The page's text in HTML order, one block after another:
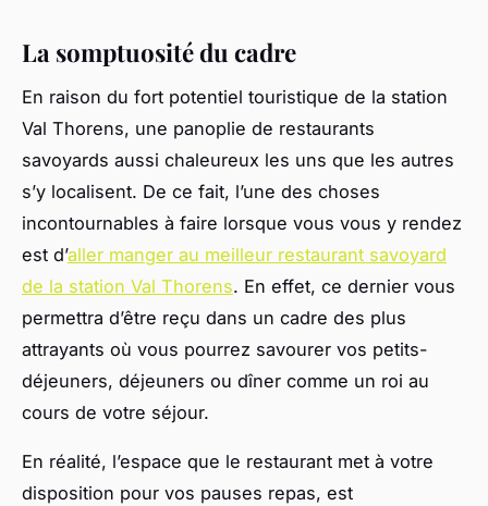
La somptuosité du cadre
En raison du fort potentiel touristique de la station
Val Thorens, une panoplie de restaurants
savoyards aussi chaleureux les uns que les autres
s’y localisent. De ce fait, l’une des choses
incontournables à faire lorsque vous vous y rendez
est d’aller manger au meilleur restaurant savoyard
de la station Val Thorens. En effet, ce dernier vous
permettra d’être reçu dans un cadre des plus
attrayants où vous pourrez savourer vos petits-
déjeuners, déjeuners ou dîner comme un roi au
cours de votre séjour.
En réalité, l’espace que le restaurant met à votre
disposition pour vos pauses repas, est